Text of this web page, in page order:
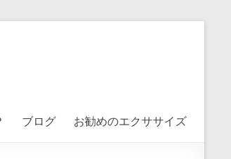
ブログ お勧めのエクササイズ